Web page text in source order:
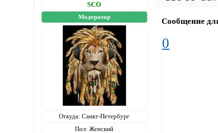
SCO
Модератор
Откуда: Санкт-Петербург
Пол: Женский
Сообщение
0